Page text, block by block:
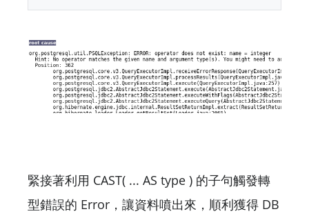
緊接著利用 CAST( ... AS type ) 的子句觸發轉
型錯誤的 Error，讓資料噴出來，順利獲得 DB